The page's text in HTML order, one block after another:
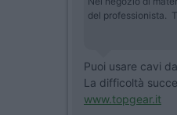
del professionista.
Puoi usare cavi
La difficoltà
www.topgear.it